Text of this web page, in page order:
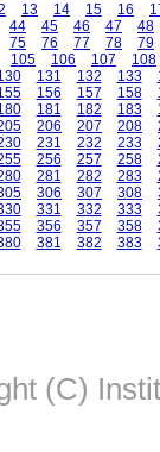
13 14 15 16
44 45 46 47
48
75 76 77 78
79
105 106 107
108
131 132 133
156 157 158
181 182 183
206 207 208
231 232 233
256 257 258
281 282 283
306 307 308
331 332 333
356 357 358
381 382 383
(C)